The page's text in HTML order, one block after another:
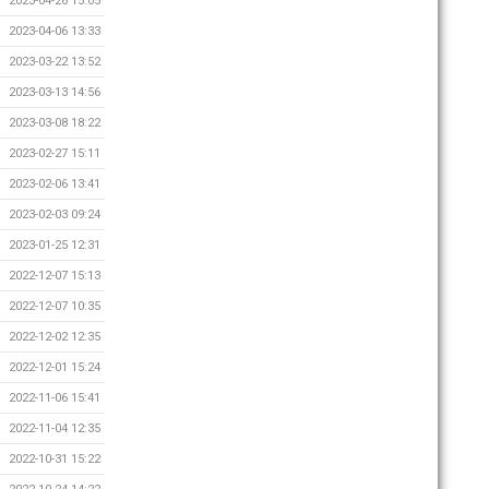
2023-04-06 13:33
2023-03-22 13:52
2023-03-13 14:56
2023-03-08 18:22
2023-02-27 15:11
2023-02-06 13:41
2023-02-03 09:24
2023-01-25 12:31
2022-12-07 15:13
2022-12-07 10:35
2022-12-02 12:35
2022-12-01 15:24
2022-11-06 15:41
2022-11-04 12:35
2022-10-31 15:22